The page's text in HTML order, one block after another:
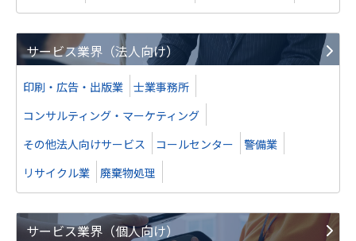
サービス業界（法人向け）
印刷・広告・出版業
士業事務所
コンサルティング・マーケティング
その他法人向けサービス
コールセンター
警備業
リサイクル業
廃棄物処理
サービス業界（個人向け）